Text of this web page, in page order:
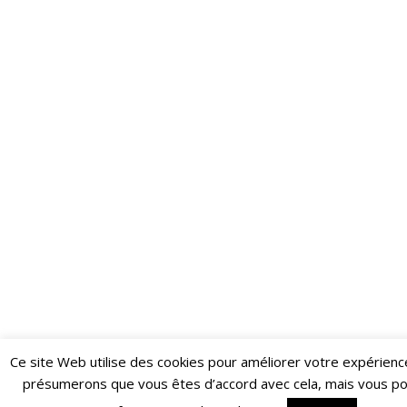
Restez informé·e des dernières actualités du Poing !
Ce site Web utilise des cookies pour améliorer votre
présumerons que vous êtes d’accord avec cela, mais vous